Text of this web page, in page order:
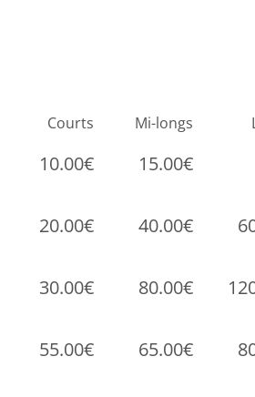
Courts Mi-longs
10.00€ 15.00€
20.00€ 40.00€
30.00€ 80.00€
55.00€ 65.00€